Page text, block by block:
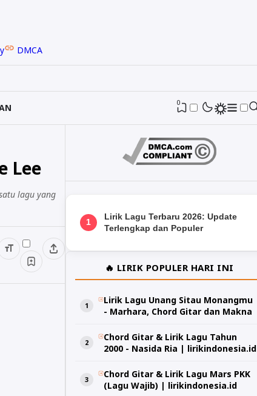
DMCA
0
Lee
lagu yang
1
Lirik Lagu Terbaru 2026: Update
Terlengkap dan Populer
🔥 LIRIK POPULER HARI INI
Lirik Lagu Unang Sitau Monangmu
- Marhara, Chord Gitar dan Makna
Chord Gitar & Lirik Lagu Tahun
2000 - Nasida Ria | lirikindonesia.id
Chord Gitar & Lirik Lagu Mars PKK
(Lagu Wajib) | lirikindonesia.id